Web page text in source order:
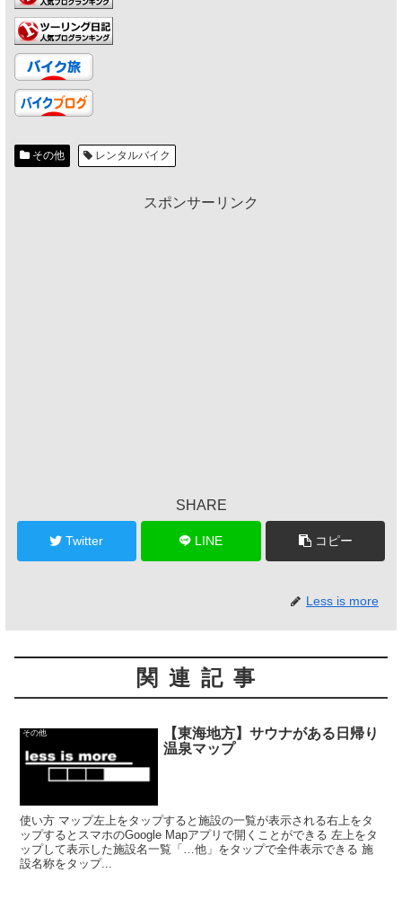
その他 レンタルバイク
スポンサーリンク
SHARE
Twitter LINE コピー
Less is more
関連記事
その他
【東海地方】サウナがある日帰り
温泉マップ
使い方 マップ左上をタップすると施設の一覧が表示される右上をタ
ップするとスマホのGoogle Mapアプリで開くことができる 左上をタ
ップして表示した施設名一覧「…他」をタップで全件表示できる 施
設名称をタップ...